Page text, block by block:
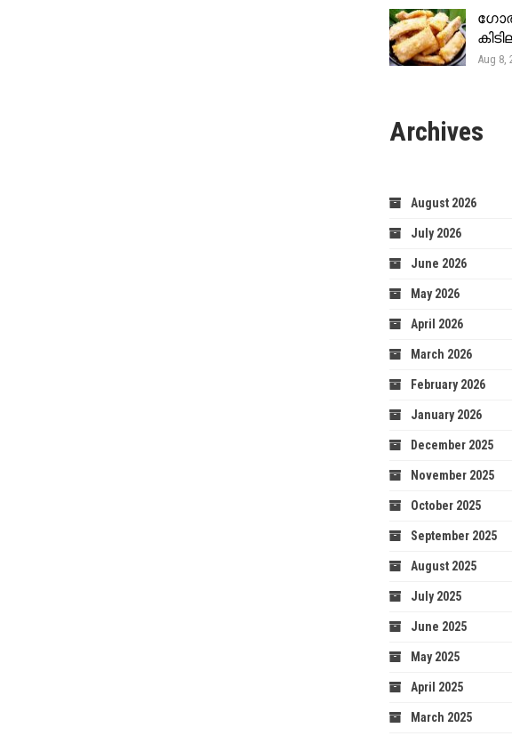
Aug 8,
Archives
August 2026
July 2026
June 2026
May 2026
April 2026
March 2026
February 2026
January 2026
December 2025
November 2025
October 2025
September 2025
August 2025
July 2025
June 2025
May 2025
April 2025
March 2025